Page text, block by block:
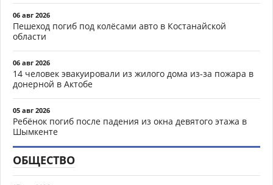
06 авг 2026
Пешеход погиб под колёсами авто в Костанайской
области
06 авг 2026
14 человек эвакуировали из жилого дома из-за пожара в
донерной в Актобе
05 авг 2026
Ребёнок погиб после падения из окна девятого этажа в
Шымкенте
ОБЩЕСТВО